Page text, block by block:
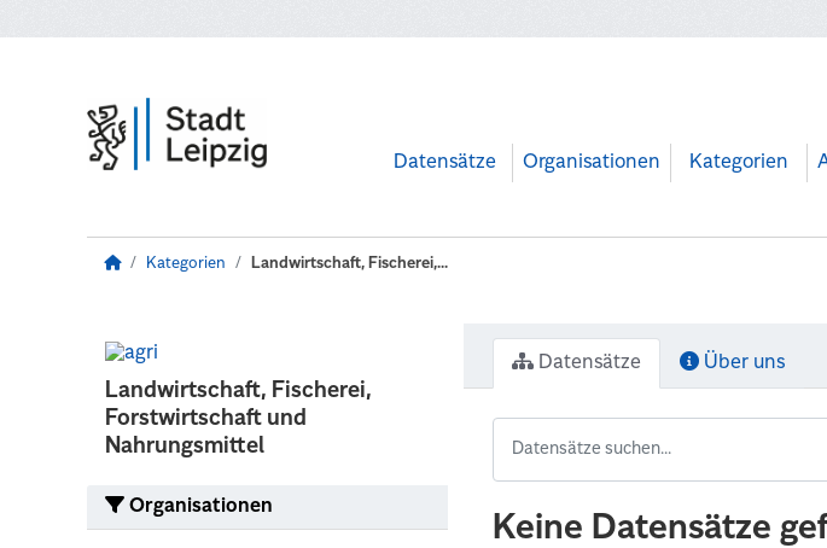
Datensätze Organisationen Kategorien
Kategorien Landwirtschaft, Fischerei,...
Landwirtschaft, Fischerei,
Forstwirtschaft und
Nahrungsmittel
Organisationen
Datensätze Über uns
Keine Datensätze